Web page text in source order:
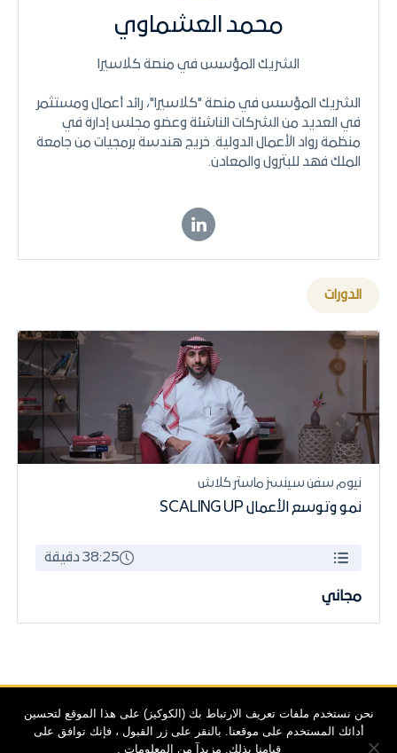
محمد العشماوي
الشريك المؤسس في منصة كلاسيرا
الشريك المؤسس في منصة "كلاسيرا"، رائد أعمال ومستثمر
في العديد من الشركات الناشئة وعضو مجلس إدارة في
منظمة رواد الأعمال الدولية. خريج هندسة برمجيات من جامعة
الملك فهد للبترول والمعادن.
الدورات
نيوم سفن سينسز ماستر كلاش
نمو وتوسع الأعمال SCALING UP
38:25 دقيقة
مجاني
© 2025 نيوم
نحن نستخدم ملفات تعريف الارتباط بك (الكوكيز) على هذا الموقع لتحسين
أدائك المستخدم على موقعنا. بالنقر على زر القبول ، فإنك توافق على
قيامنا بذلك. مزيدآ من المعلومات .